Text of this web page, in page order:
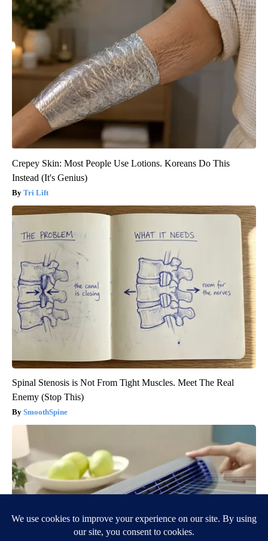
Crepey Skin: Most People Use Lotions. Koreans Do This
Instead (It's Genius)
Tri Lift
Spinal Stenosis is Not From Tight Muscles. Meet The Real
Enemy (Stop This)
SmoothSpine